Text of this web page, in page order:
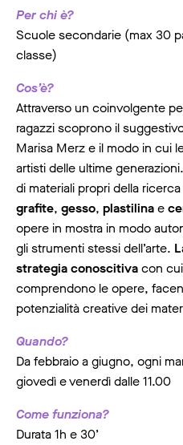
Per chi è?
Scuole secondarie (max 30
classe)
Cos’è?
Attraverso un coinvolgente
ragazzi scoprono il
Marisa Merz e il modo in cui
artisti delle ultime
di materiali propri della
grafite, gesso, plastilinae
opere in mostra in modo
gli strumenti stessi dell’arte.
strategia conoscitivacon
comprendono le opere,
potenzialità creative dei
Quando?
Da febbraio a giugno, ogni
giovedì e venerdì dalle 11.00
Come funziona?
Durata 1h e 30’